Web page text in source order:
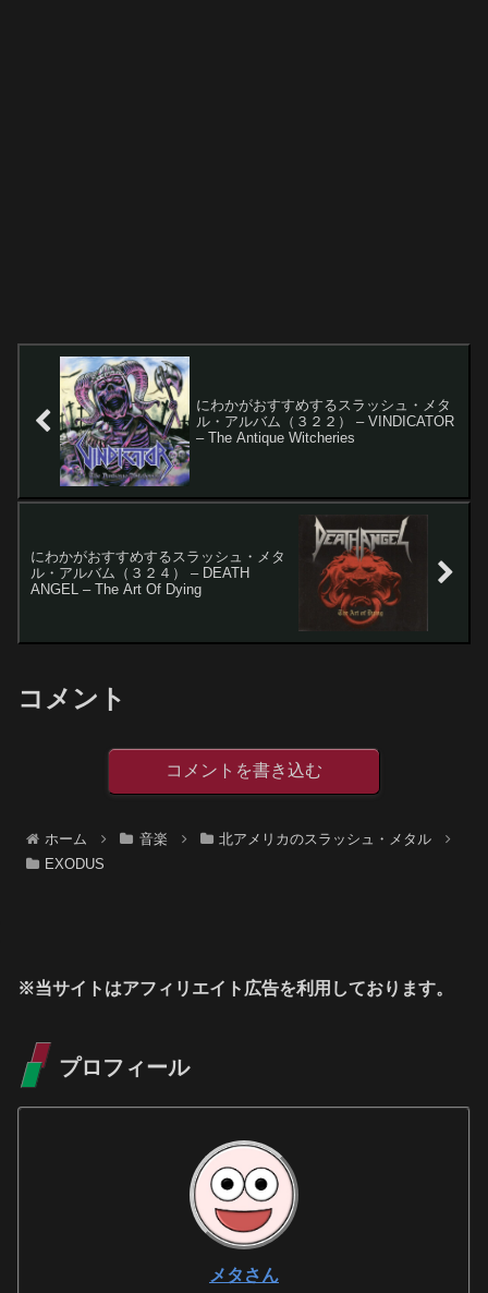
にわかがおすすめするスラッシュ・メタ
ル・アルバム（３２２） – VINDICATOR
– The Antique Witcheries
にわかがおすすめするスラッシュ・メタ
ル・アルバム（３２４） – DEATH
ANGEL – The Art Of Dying
コメント
コメントを書き込む
ホーム 音楽
北アメリカのスラッシュ・メタル
EXODUS
※当サイトはアフィリエイト広告を利用しております。
プロフィール
メタさん